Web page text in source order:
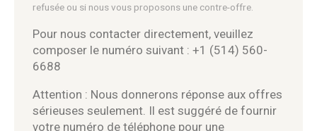
refusée ou si nous vous proposons une contre-offre.
Pour nous contacter directement, veuillez
composer le numéro suivant : +1 (514) 560-
6688
Attention : Nous donnerons réponse aux offres
sérieuses seulement. Il est suggéré de fournir
votre numéro de téléphone pour une